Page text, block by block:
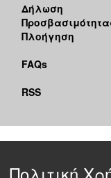
Δήλωση
Πλοήγηση
FAQs
RSS